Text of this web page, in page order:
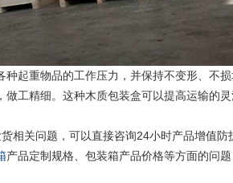
起重物品的工作压力，并保持不变形、不
工精细。这种木质包装盒可以提高运输的
相关问题，可以直接咨询24小时产品增值
产品定制规格、包装箱产品价格等方面的问